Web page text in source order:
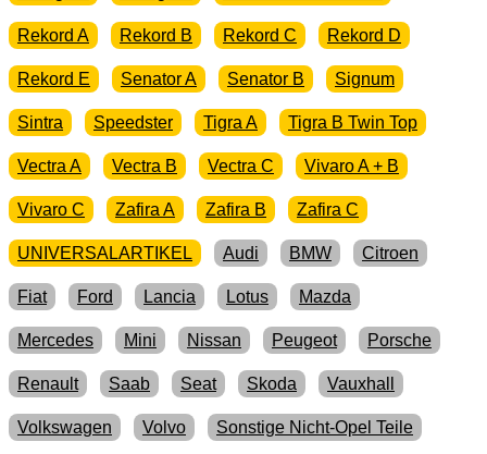
Rekord A Rekord B Rekord C Rekord D
Rekord E Senator A Senator B Signum
Sintra Speedster Tigra A Tigra B Twin Top
Vectra A Vectra B Vectra C Vivaro A + B
Vivaro C Zafira A Zafira B Zafira C
UNIVERSALARTIKEL Audi BMW Citroen
Fiat Ford Lancia Lotus Mazda
Mercedes Mini Nissan Peugeot Porsche
Renault Saab Seat Skoda Vauxhall
Volkswagen Volvo Sonstige Nicht-Opel Teile